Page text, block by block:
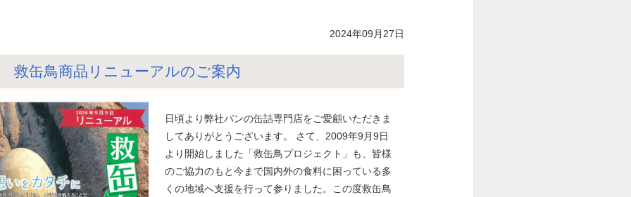
2024年09月27日
救缶鳥商品リニューアルのご案内
日頃より弊社パンの缶詰専門店をご愛顧いただきま
してありがとうございます。 さて、2009年9月9日
より開始しました「救缶鳥プロジェクト」も、皆様
のご協力のもと今まで国内外の食料に困っている多
くの地域へ支援を行って参りました。この度救缶鳥